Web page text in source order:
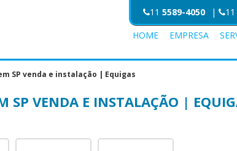
| 11
11 5589-4050
HOME
EMPRESA
SP venda e instalação | Equigas
SP VENDA E INSTALAÇÃO |